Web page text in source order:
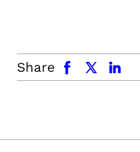
Share
facebook x.com linkedin